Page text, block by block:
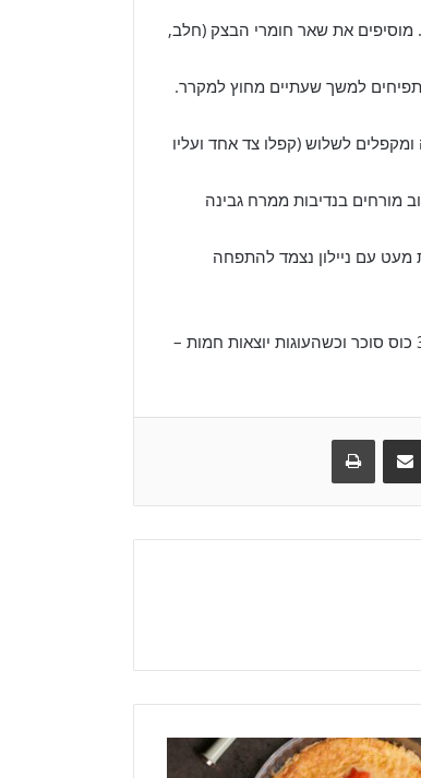
את שאר חומרי הבצק (חלב,
לשלוש (קפלו צד אחד ועליו
מורחים בנדיבות ממרח גבינה
משומנת מעט עם ניילון נצמד להתפחה
8. ניתן למרוח על העוגות סירופ מי סוכר – מביאים לרתיחה חצי כוס מים עם 3/4 כוס סוכר וכשהעוגות יוצאות חמות –